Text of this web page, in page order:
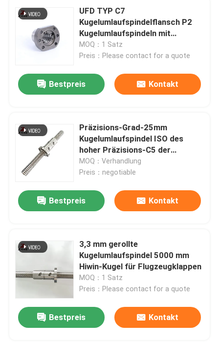
UFD TYP C7
Kugelumlaufspindelflansch P2
Kugelumlaufspindeln mit
gerolltem Gewinde
MOQ：1 Satz
Preis：Please contact for a quote
Bestpreis Kontakt
Präzisions-Grad-25mm
Kugelumlaufspindel ISO des
hoher Präzisions-C5 der
Leitspindel-UFS
MOQ：Verhandlung
Preis：negotiable
Bestpreis Kontakt
3,3 mm gerollte
Kugelumlaufspindel 5000 mm
Hiwin-Kugel für Flugzeugklappen
MOQ：1 Satz
Preis：Please contact for a quote
Bestpreis Kontakt